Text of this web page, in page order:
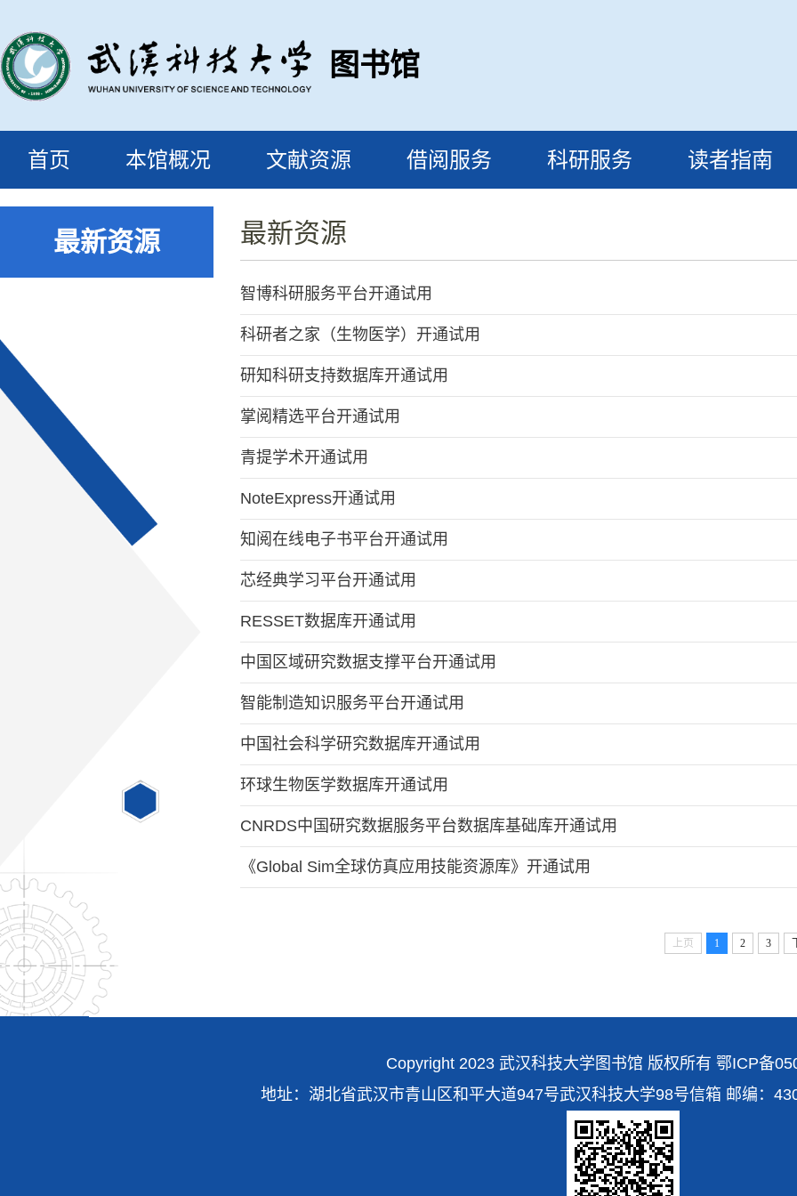
图书馆
首页 本馆概况 文献资源 借阅服务 科研服务 读者指南
最新资源 最新资源
智博科研服务平台开通试用
科研者之家（生物医学）开通试用
研知科研支持数据库开通试用
掌阅精选平台开通试用
青提学术开通试用
NoteExpress开通试用
知阅在线电子书平台开通试用
芯经典学习平台开通试用
RESSET数据库开通试用
中国区域研究数据支撑平台开通试用
智能制造知识服务平台开通试用
中国社会科学研究数据库开通试用
环球生物医学数据库开通试用
CNRDS中国研究数据服务平台数据库基础库开通试用
《Global Sim全球仿真应用技能资源库》开通试用
上页 1 2 3
Copyright 2023 武汉科技大学图书馆 版权所有 鄂ICP备
地址：湖北省武汉市青山区和平大道947号武汉科技大学98号信箱 邮编：